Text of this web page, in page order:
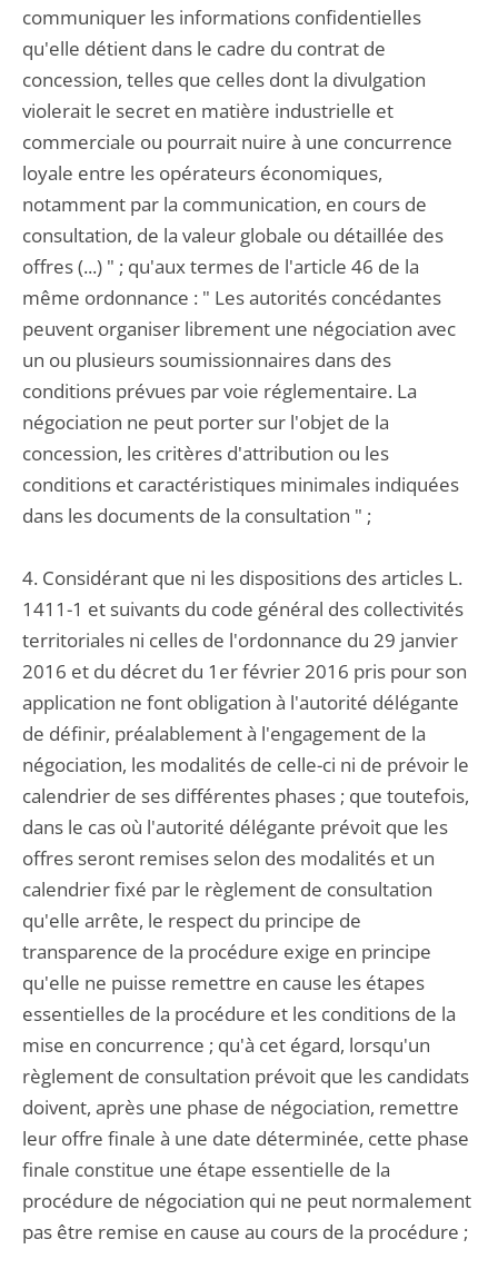
communiquer les informations confidentielles
qu'elle détient dans le cadre du contrat de
concession, telles que celles dont la divulgation
violerait le secret en matière industrielle et
commerciale ou pourrait nuire à une concurrence
loyale entre les opérateurs économiques,
notamment par la communication, en cours de
consultation, de la valeur globale ou détaillée des
offres (...) " ; qu'aux termes de l'article 46 de la
même ordonnance : " Les autorités concédantes
peuvent organiser librement une négociation avec
un ou plusieurs soumissionnaires dans des
conditions prévues par voie réglementaire. La
négociation ne peut porter sur l'objet de la
concession, les critères d'attribution ou les
conditions et caractéristiques minimales indiquées
dans les documents de la consultation " ;
4. Considérant que ni les dispositions des articles L.
1411-1 et suivants du code général des collectivités
territoriales ni celles de l'ordonnance du 29 janvier
2016 et du décret du 1er février 2016 pris pour son
application ne font obligation à l'autorité délégante
de définir, préalablement à l'engagement de la
négociation, les modalités de celle-ci ni de prévoir le
calendrier de ses différentes phases ; que toutefois,
dans le cas où l'autorité délégante prévoit que les
offres seront remises selon des modalités et un
calendrier fixé par le règlement de consultation
qu'elle arrête, le respect du principe de
transparence de la procédure exige en principe
qu'elle ne puisse remettre en cause les étapes
essentielles de la procédure et les conditions de la
mise en concurrence ; qu'à cet égard, lorsqu'un
règlement de consultation prévoit que les candidats
doivent, après une phase de négociation, remettre
leur offre finale à une date déterminée, cette phase
finale constitue une étape essentielle de la
procédure de négociation qui ne peut normalement
pas être remise en cause au cours de la procédure ;